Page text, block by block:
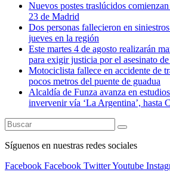
Nuevos postes traslúcidos
23 de Madrid
Dos personas fallecieron en
jueves en la región
Este martes 4 de agosto realizarán
para exigir justicia por el asesinato
Motociclista fallece en accidente de
pocos metros del puente de guadua
Alcaldía de Funza avanza en
invervenir vía ‘La Argentina’, hasta
Síguenos en nuestras redes sociales
Facebook Facebook TwitterYoutube